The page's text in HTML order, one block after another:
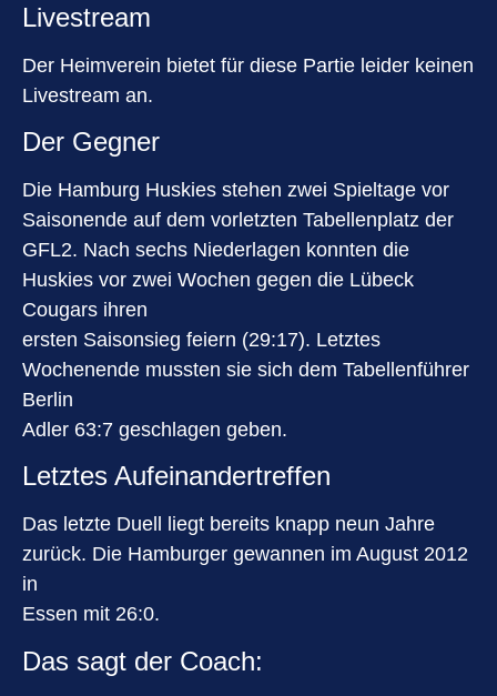
Livestream
Der Heimverein bietet für diese Partie leider keinen
Livestream an.
Der Gegner
Die Hamburg Huskies stehen zwei Spieltage vor
Saisonende auf dem vorletzten Tabellenplatz der
GFL2. Nach sechs Niederlagen konnten die
Huskies vor zwei Wochen gegen die Lübeck
Cougars ihren
ersten Saisonsieg feiern (29:17). Letztes
Wochenende mussten sie sich dem Tabellenführer
Berlin
Adler 63:7 geschlagen geben.
Letztes Aufeinandertreffen
Das letzte Duell liegt bereits knapp neun Jahre
zurück. Die Hamburger gewannen im August 2012
in
Essen mit 26:0.
Das sagt der Coach: